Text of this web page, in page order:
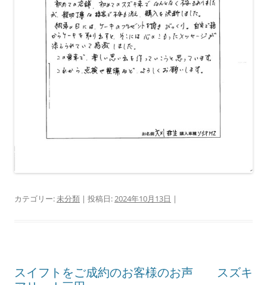
カテゴリー:未分類 | 投稿日:2024年10月13日 |
スイフトをご成約のお客様のお声 スズキ